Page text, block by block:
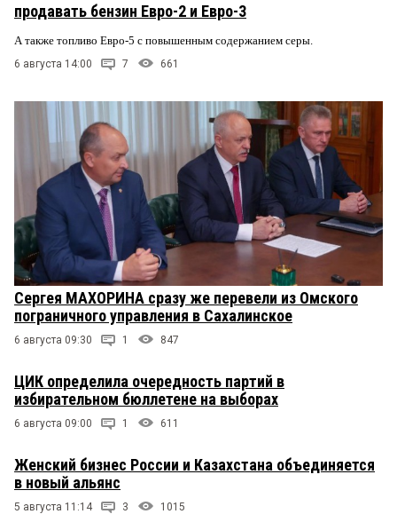
продавать бензин Евро-2 и Евро-3
А также топливо Евро-5 с повышенным содержанием серы.
6 августа 14:00 7 661
Сергея МАХОРИНА сразу же перевели из Омского
пограничного управления в Сахалинское
6 августа 09:30 1 847
ЦИК определила очередность партий в
избирательном бюллетене на выборах
6 августа 09:00 1 611
Женский бизнес России и Казахстана объединяется
в новый альянс
5 августа 11:14 3 1015